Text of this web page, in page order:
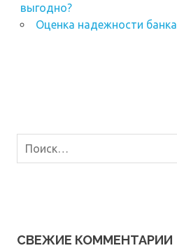
выгодно?
Оценка надежности банка
СВЕЖИЕ КОММЕНТАРИИ